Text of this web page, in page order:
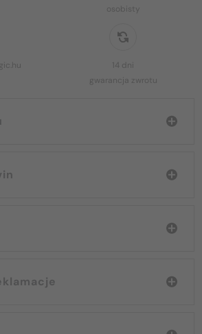
osobisty
14 dni
gwarancja zwrotu